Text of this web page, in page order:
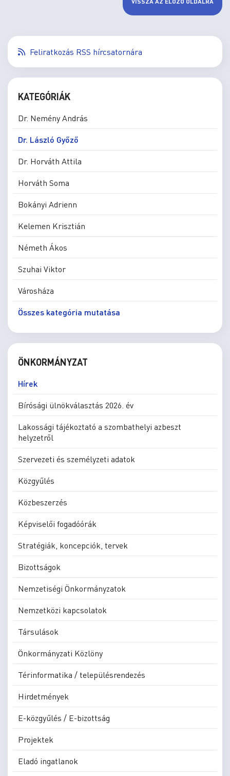
Feliratkozás RSS hírcsatornára
KATEGÓRIÁK
Dr. Nemény András
Dr. László Győző
Dr. Horváth Attila
Horváth Soma
Bokányi Adrienn
Kelemen Krisztián
Németh Ákos
Szuhai Viktor
Városháza
Összes kategória mutatása
ÖNKORMÁNYZAT
Hírek
Bírósági ülnökválasztás 2026. év
Lakossági tájékoztató a szombathelyi azbeszt
helyzetről
Szervezeti és személyzeti adatok
Közgyűlés
Közbeszerzés
Képviselői fogadóórák
Stratégiák, koncepciók, tervek
Bizottságok
Nemzetiségi Önkormányzatok
Nemzetközi kapcsolatok
Társulások
Önkormányzati Közlöny
Térinformatika / településrendezés
Hirdetmények
E-közgyűlés / E-bizottság
Projektek
Eladó ingatlanok